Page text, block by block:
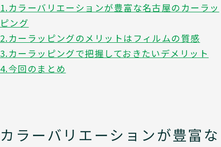
1.カラーバリエーションが豊富な名古屋のカーラッ
ピング
2.カーラッピングのメリットはフィルムの質感
3.カーラッピングで把握しておきたいデメリット
4.今回のまとめ
カラーバリエーションが豊富な